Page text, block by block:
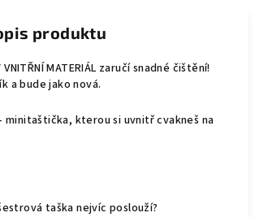
produktu
VNITŘNÍ MATERIÁL zaručí snadné čištění!
a bude jako nová.
- minitaštička, kterou si uvnitř cvakneš na
taška nejvíc poslouží?